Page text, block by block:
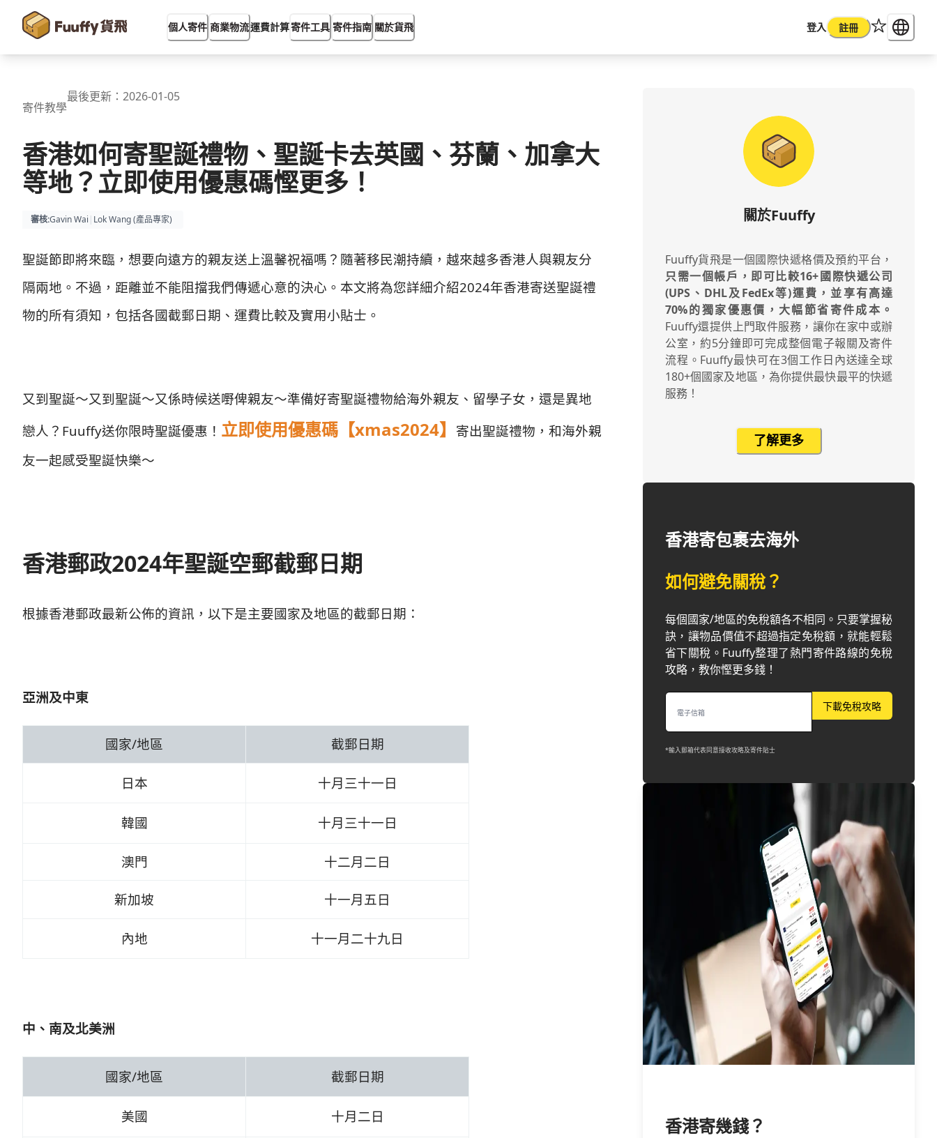
個人寄件 商業物流運費計算寄件工具 寄件指南 關於貨飛 登入 註冊
寄件教學
最後更新： 2026-01-05
香港如何寄聖誕禮物、聖誕卡去英國、芬蘭、加拿大
等地？立即使用優惠碼慳更多！
審核:Gavin Wai | Lok Wang (產品專家)
聖誕節即將來臨，想要向遠方的親友送上溫馨祝福嗎？隨著移民潮持續，越來越多香港人與親友分
隔兩地。不過，距離並不能阻擋我們傳遞心意的決心。本文將為您詳細介紹2024年香港寄送聖誕禮
物的所有須知，包括各國截郵日期、運費比較及實用小貼士。
又到聖誕～又到聖誕～又係時候送嘢俾親友～準備好寄聖誕禮物給海外親友、留學子女，還是異地
戀人？Fuuffy送你限時聖誕優惠！ 立即使用優惠碼【xmas2024】
寄出聖誕禮物，和海外親
友一起感受聖誕快樂～
香港郵政2024年聖誕空郵截郵日期
根據香港郵政最新公佈的資訊，以下是主要國家及地區的截郵日期：
亞洲及中東
國家/地區 截郵日期
日本 十月三十一日
韓國 十月三十一日
澳門 十二月二日
新加坡 十一月五日
內地 十一月二十九日
中、南及北美洲
國家/地區 截郵日期
美國 十月二日
關於Fuuffy
Fuuffy貨飛是一個國際快遞格價及預約平台，
只需一個帳戶，即可比較16+國際快遞公司
(UPS、DHL及FedEx等)運費，並享有高達
70%的獨家優惠價，大幅節省寄件成本。
Fuuffy還提供上門取件服務，讓你在家中或辦
公室，約5分鐘即可完成整個電子報關及寄件
流程。Fuuffy最快可在3個工作日內送達全球
180+個國家及地區，為你提供最快最平的快遞
服務！
了解更多
香港寄包裹去海外
如何避免關稅？
每個國家/地區的免稅額各不相同。只要掌握秘
訣，讓物品價值不超過指定免稅額，就能輕鬆
省下關稅。Fuuffy整理了熱門寄件路線的免稅
攻略，教你慳更多錢！
下載免稅攻略
*輸入郵箱代表同意接收攻略及寄件貼士
香港寄幾錢？